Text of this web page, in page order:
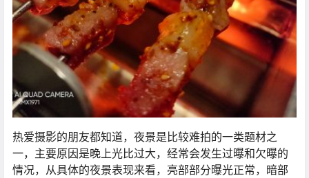
热爱摄影的朋友都知道，夜景是比较难拍的一类题材之
一，主要原因是晚上光比过大，经常会发生过曝和欠曝的
情况，从具体的夜景表现来看，亮部部分曝光正常，暗部